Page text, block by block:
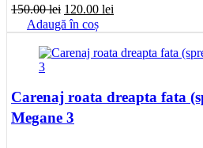
150.00lei Prețul
inițial
a
fost:
120.00 lei
este:
120.00 lei.
Adaugă în coș
Carenaj roata dreapta fata
Megane 3